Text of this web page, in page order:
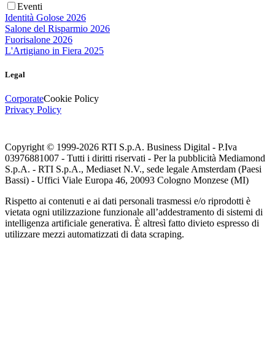
Eventi
Identità Golose 2026
Salone del Risparmio 2026
Fuorisalone 2026
L'Artigiano in Fiera 2025
Legal
CorporateCookie Policy
Privacy Policy
Copyright © 1999-2026 RTI S.p.A. Business Digital - P.Iva
03976881007 - Tutti i diritti riservati - Per la pubblicità Mediamond
S.p.A. - RTI S.p.A., Mediaset N.V., sede legale Amsterdam (Paesi
Bassi) - Uffici Viale Europa 46, 20093 Cologno Monzese (MI)
Rispetto ai contenuti e ai dati personali trasmessi e/o riprodotti è
vietata ogni utilizzazione funzionale all’addestramento di sistemi di
intelligenza artificiale generativa. È altresì fatto divieto espresso di
utilizzare mezzi automatizzati di data scraping.